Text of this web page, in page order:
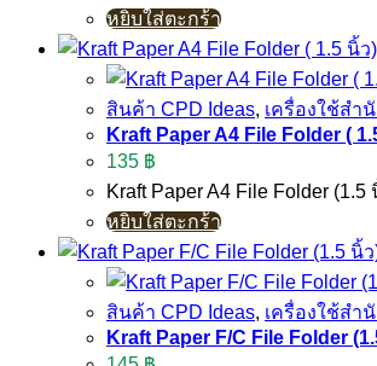
หยิบใส่ตะกร้า
สินค้า CPD Ideas, เครื่องใช้สำ
Kraft Paper A4 File Folder (
135 ฿
Kraft Paper A4 File Folder
หยิบใส่ตะกร้า
สินค้า CPD Ideas, เครื่องใช้สำ
Kraft Paper F/C File Folder